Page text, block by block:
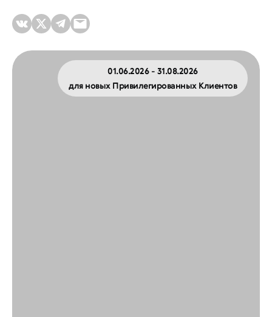
01.06.2026 - 31.08.2026
для новых Привилегированных Клиентов